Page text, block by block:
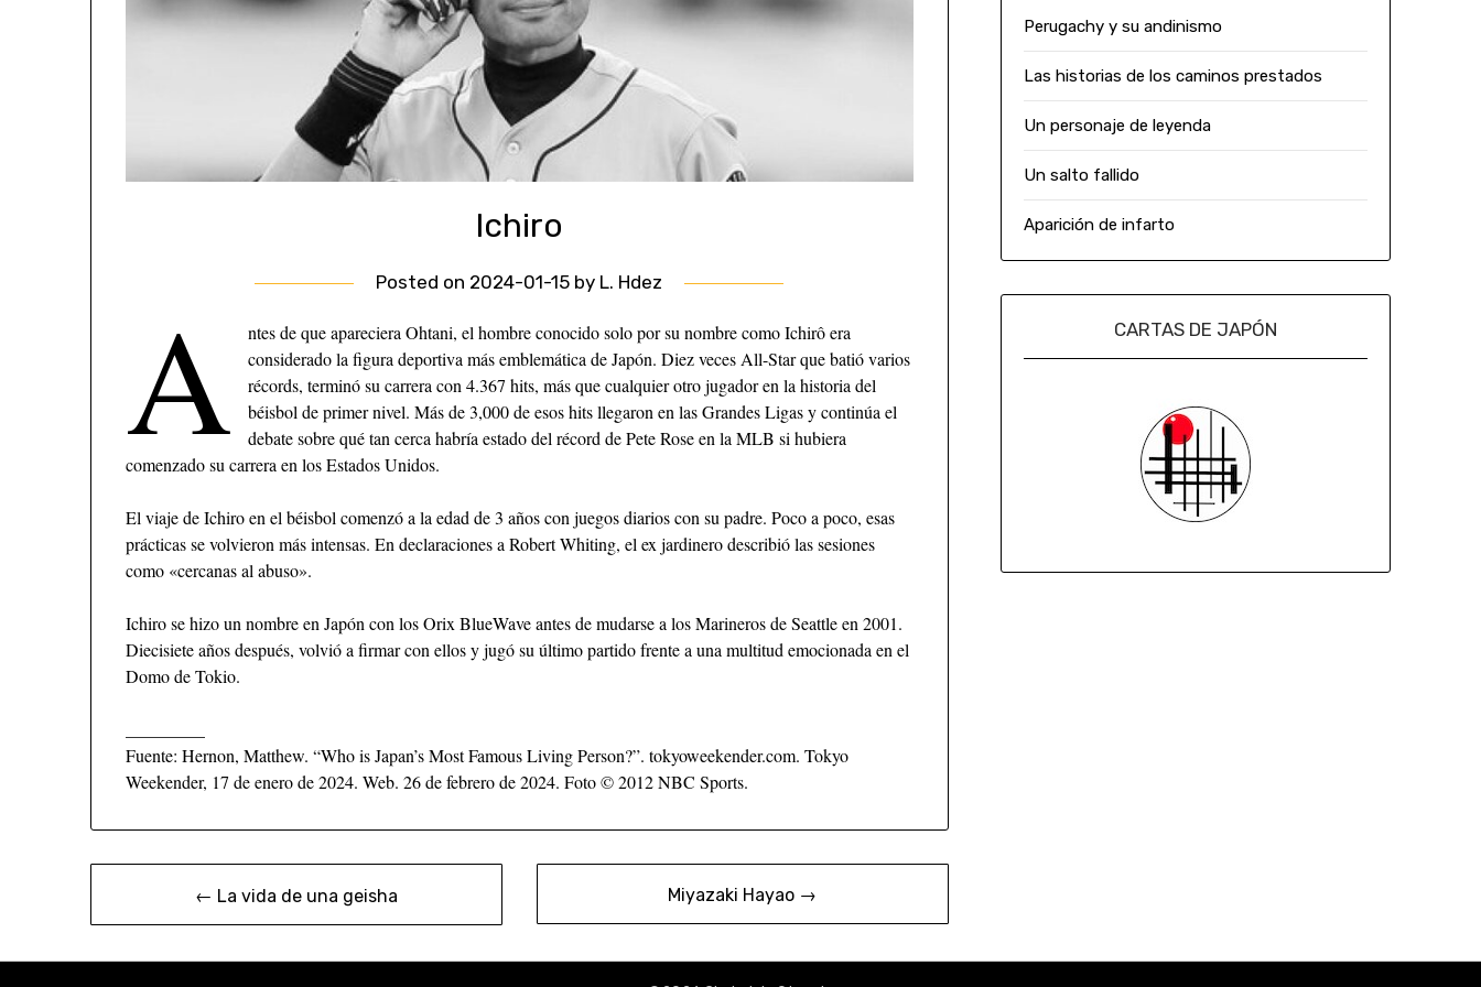
Ichiro
Posted on 2024-01-15 by L. Hdez
A
ntes de que apareciera Ohtani, el hombre conocido solo por su nombre como Ichirô era
considerado la figura deportiva más emblemática de Japón. Diez veces All-Star que batió varios
récords, terminó su carrera con 4.367 hits, más que cualquier otro jugador en la historia del
béisbol de primer nivel. Más de 3,000 de esos hits llegaron en las Grandes Ligas y continúa el
debate sobre qué tan cerca habría estado del récord de Pete Rose en la MLB si hubiera
comenzado su carrera en los Estados Unidos.
El viaje de Ichiro en el béisbol comenzó a la edad de 3 años con juegos diarios con su padre. Poco a poco, esas
prácticas se volvieron más intensas. En declaraciones a Robert Whiting, el ex jardinero describió las sesiones
como «cercanas al abuso».
Ichiro se hizo un nombre en Japón con los Orix BlueWave antes de mudarse a los Marineros de Seattle en 2001.
Diecisiete años después, volvió a firmar con ellos y jugó su último partido frente a una multitud emocionada en el
Domo de Tokio.
Fuente: Hernon, Matthew. “Who is Japan’s Most Famous Living Person?”. tokyoweekender.com. Tokyo
Weekender, 17 de enero de 2024. Web. 26 de febrero de 2024. Foto © 2012 NBC Sports.
← La vida de una geisha Miyazaki Hayao →
Perugachy y su andinismo
Las historias de los caminos prestados
Un personaje de leyenda
Un salto fallido
Aparición de infarto
CARTAS DE JAPÓN